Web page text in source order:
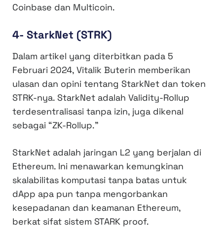
Coinbase dan Multicoin.
4- StarkNet (STRK)
Dalam artikel yang diterbitkan pada 5
Februari 2024, Vitalik Buterin memberikan
ulasan dan opini tentang StarkNet dan token
STRK-nya. StarkNet adalah Validity-Rollup
terdesentralisasi tanpa izin, juga dikenal
sebagai “ZK-Rollup.”
StarkNet adalah jaringan L2 yang berjalan di
Ethereum. Ini menawarkan kemungkinan
skalabilitas komputasi tanpa batas untuk
dApp apa pun tanpa mengorbankan
kesepadanan dan keamanan Ethereum,
berkat sifat sistem STARK proof.